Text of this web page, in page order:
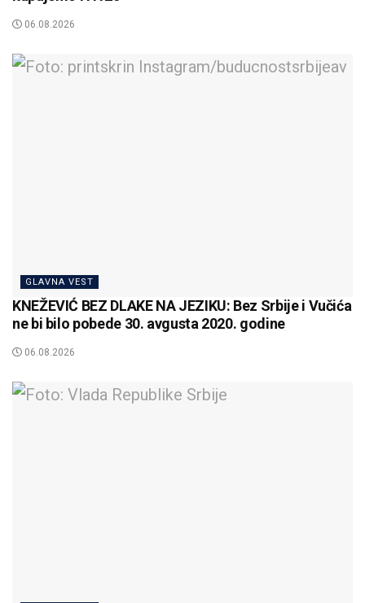
06.08.2026
GLAVNA VEST
KNEŽEVIĆ BEZ DLAKE NA JEZIKU: Bez Srbije i Vučića
ne bi bilo pobede 30. avgusta 2020. godine
06.08.2026